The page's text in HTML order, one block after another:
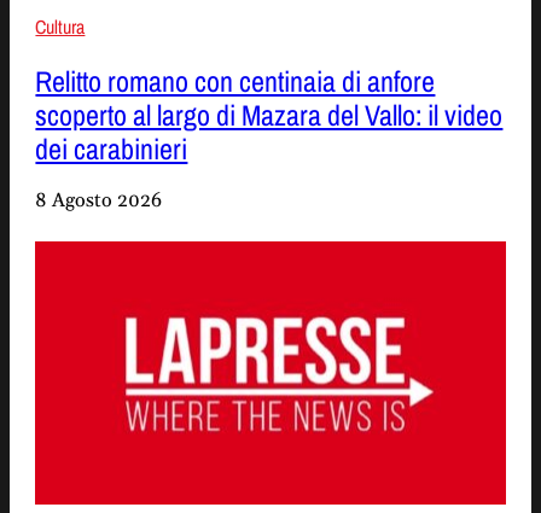
Cultura
Relitto romano con centinaia di anfore
scoperto al largo di Mazara del Vallo: il video
dei carabinieri
8 Agosto 2026